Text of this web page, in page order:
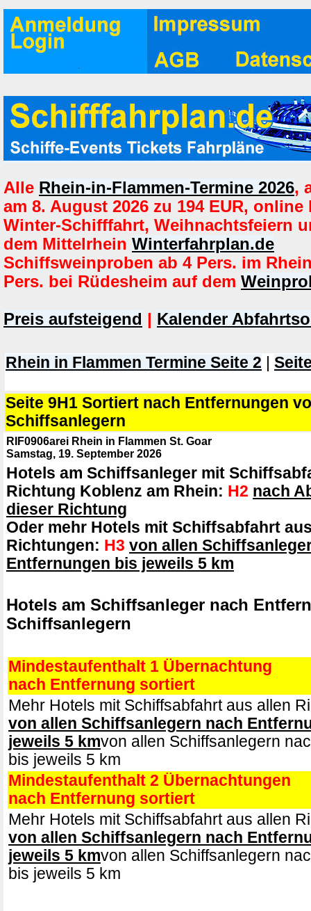
Alle Rhein-in-Flammen-Termine 2026,
am 8. August 2026 zu 194 EUR, online
Winter-Schifffahrt, Weihnachtsfeiern
dem Mittelrhein Winterfahrplan.de
Schiffsweinproben ab 4 Pers. im
Pers. bei Rüdesheim auf dem
Preis aufsteigend | Kalender
Rhein in Flammen Termine Seite 2
Seite 9H1 Sortiert nach Entfernungen
Schiffsanlegern
RIF0906arei Rhein in Flammen St. Goar
Samstag, 19. September 2026
Hotels am Schiffsanleger mit
Richtung Koblenz am Rhein: H2 nach
dieser Richtung
Oder mehr Hotels mit Schiffsabfahrt
Richtungen: H3 von allen
Entfernungen bis jeweils 5 km
Hotels am Schiffsanleger nach
Schiffsanlegern
Mindestaufenthalt 1 Übernachtung
nach Entfernung sortiert
Mehr Hotels mit Schiffsabfahrt aus allen
von allen Schiffsanlegern nach
jeweils 5 kmvon allen Schiffsanlegern
bis jeweils 5 km
Mindestaufenthalt 2 Übernachtungen
nach Entfernung sortiert
Mehr Hotels mit Schiffsabfahrt aus allen
von allen Schiffsanlegern nach
jeweils 5 kmvon allen Schiffsanlegern
bis jeweils 5 km